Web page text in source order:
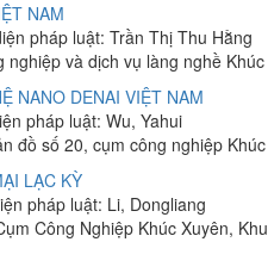
NAM
pháp luật: Trần Thị Thu Hằng
và dịch vụ làng nghề
NANO DENAI VIỆT NAM
pháp luật: Wu, Yahui
đồ số 20, cụm công nghiệp
LẠC KỲ
pháp luật: Li, Dongliang
Công Nghiệp Khúc Xuyên,